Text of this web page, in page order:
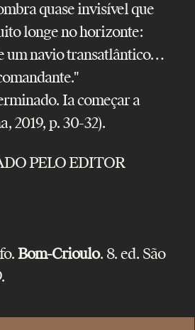
quase invisível que
longe no horizonte:
um navio transatlântico…
Ia começar a
2019, p. 30-32).
PELO EDITOR
Bom-Crioulo. 8. ed. São